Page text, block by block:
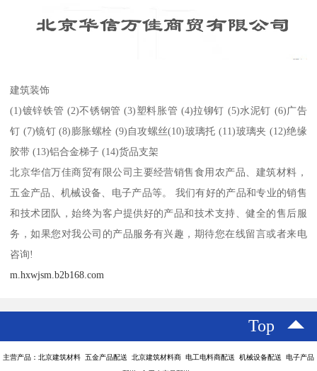
建筑装饰
(1)镀锌铁管 (2)不锈钢管 (3)塑料胀管 (4)拉铆钉 (5)水泥钉 (6)广告
钉 (7)镜钉 (8)膨胀螺栓 (9)自攻螺丝(10)玻璃托 (11)玻璃夹 (12)绝缘
胶带 (13)铝合金梯子 (14)货品支架
北京华信万佳商贸有限公司主要经营销售食用农产品、建筑材料，
五金产品、机械设备、电子产品等。 我们有好的产品和专业的销售
和技术团队，始终为客户提供好的产品和技术支持、健全的售后服
务，如果您对我公司的产品服务有兴趣，期待您在线留言或者来电
咨询!
m.hxwjsm.b2b168.com
Top
主营产品：北京建筑材料 五金产品配送 北京建筑材料商 电工电料商配送 机械设备配送 电子产品